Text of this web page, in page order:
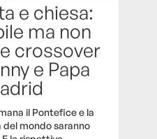
e chiesa:
ma non
crossover
e Papa
il Pontefice e la
mondo saranno